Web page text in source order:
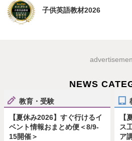
子供英語教材2026
NEWS
教育・受験
【夏休み2026】すぐ行けるイ
ベント情報おまとめ便＜8/9-
15開催＞
【
ス
ア